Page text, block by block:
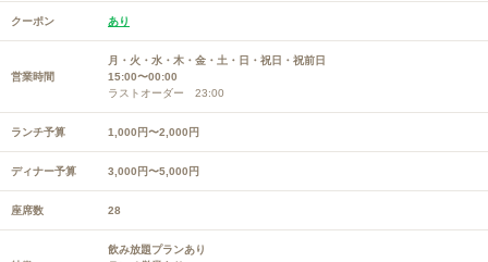
クーポン あり
営業時間
月・火・水・木・金・土・日・祝日・祝前日
15:00〜00:00
ラストオーダー 23:00
ランチ予算 1,000円〜2,000円
ディナー予算 3,000円〜5,000円
座席数 28
飲み放題プランあり